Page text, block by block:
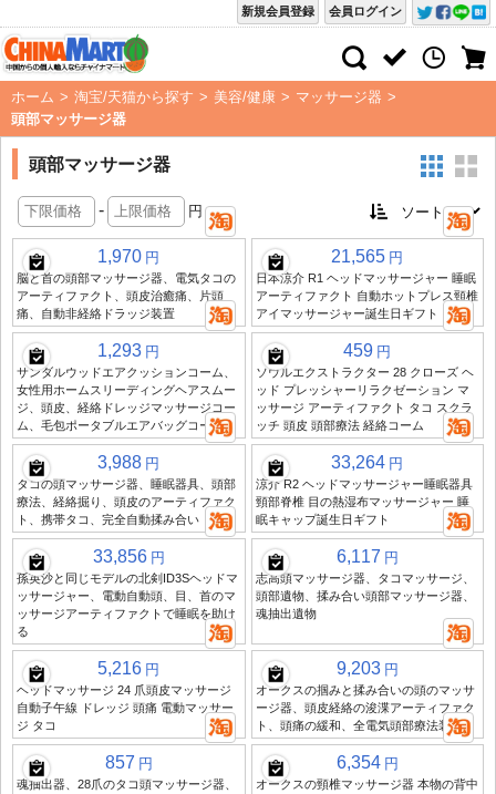
会員ログイン
新規会員登録
ホーム > 淘宝/天猫から探す > 美容/健康 > マッサージ器 >
頭部マッサージ器
頭部マッサージ器
- 円
1,970 円
脳と首の頭部マッサージ器、電気タコの
アーティファクト、頭皮治癒痛、片頭
痛、自動非経絡ドラッジ装置
21,565 円
日本涼介 R1 ヘッドマッサージャー 睡眠
アーティファクト 自動ホットプレス頸椎
アイマッサージャー誕生日ギフト
1,293 円
サンダルウッドエアクッションコーム、
女性用ホームスリーディングヘアスムー
ジ、頭皮、経絡ドレッジマッサージコー
ム、毛包ポータブルエアバッグコーム
459 円
ソウルエクストラクター 28 クローズ ヘ
ッド プレッシャーリラクゼーション マ
ッサージ アーティファクト タコ スクラ
ッチ 頭皮 頭部療法 経絡コーム
3,988 円
タコの頭マッサージ器、睡眠器具、頭部
療法、経絡掘り、頭皮のアーティファク
ト、携帯タコ、完全自動揉み合い
33,264 円
涼介 R2 ヘッドマッサージャー睡眠器具
頸部脊椎 目の熱湿布マッサージャー 睡
眠キャップ誕生日ギフト
33,856 円
孫英沙と同じモデルの北剣ID3Sヘッドマ
ッサージャー、電動自動頭、目、首のマ
ッサージアーティファクトで睡眠を助け
る
6,117 円
志高頭マッサージ器、タコマッサージ、
頭部遺物、揉み合い頭部マッサージ器、
魂抽出遺物
5,216 円
ヘッドマッサージ 24 爪頭皮マッサージ
自動子午線 ドレッジ 頭痛 電動マッサー
ジ タコ
9,203 円
オークスの掴みと揉み合いの頭のマッサ
ージ器、頭皮経絡の浚渫アーティファク
ト、頭痛の緩和、全電気頭部療法装置
857 円
魂抽出器、28爪のタコ頭マッサージ器、
6,354 円
オークスの頸椎マッサージ器 本物の背中